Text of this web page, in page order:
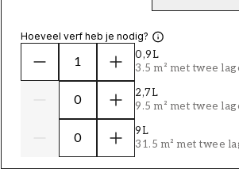
Hoeveel verf heb je nodig?
0,9L
3.5 m² met twee
2,7L
9.5 m² met twee
9L
31.5 m² met twee